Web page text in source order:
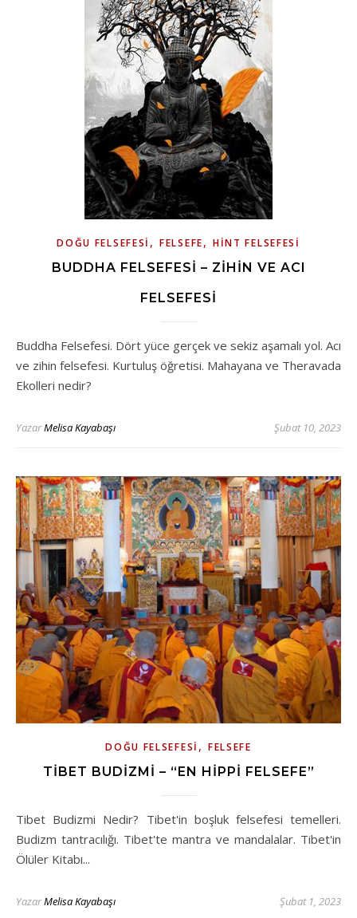
DOĞU FELSEFESI ,FELSEFE, HINT FELSEFESI
BUDDHA FELSEFESI – ZIHIN VE ACI
FELSEFESI
Buddha Felsefesi. Dört yüce gerçek ve sekiz aşamalı yol. Acı
ve zihin felsefesi. Kurtuluş öğretisi. Mahayana ve Theravada
Ekolleri nedir?
YazarMelisa Kayabaşı Şubat 10, 2023
DOĞU FELSEFESI , FELSEFE
TIBET BUDIZMI – “EN HIPPI FELSEFE”
Tibet Budizmi Nedir? Tibet'in boşluk felsefesi temelleri.
Budizm tantracılığı. Tibet'te mantra ve mandalalar. Tibet'in
Ölüler Kitabı...
YazarMelisa Kayabaşı Şubat 1, 2023